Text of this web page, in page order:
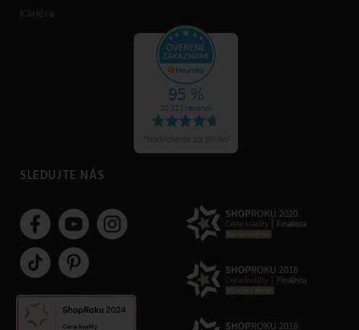
Kariéra
SLEDUJTE NÁS